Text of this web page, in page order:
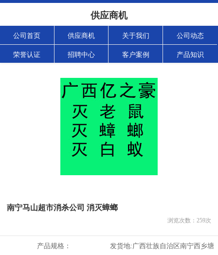
供应商机
公司首页 供应商机 关于我们 公司动态
荣誉认证 招聘中心 客户案例 产品知识
南宁马山超市消杀公司 消灭蟑螂
浏览次数： 259次
产品规格： 发货地:广西壮族自治区南宁西乡塘